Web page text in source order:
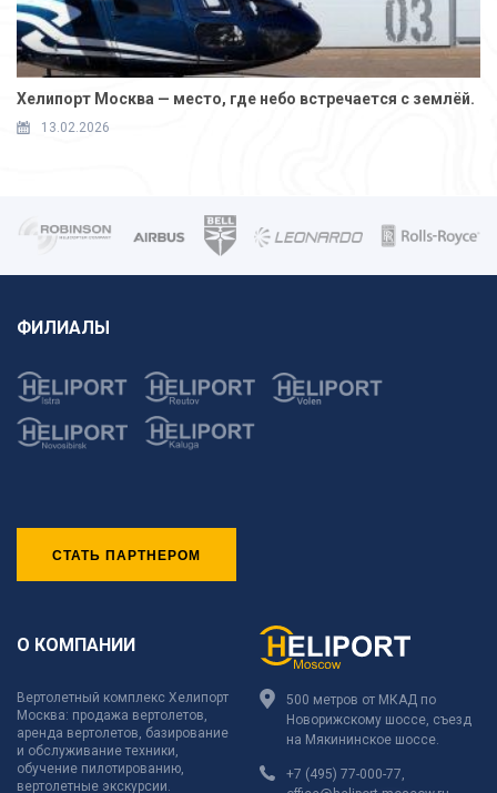
Хелипорт Москва — место, где небо встречается с землёй.
13.02.2026
ФИЛИАЛЫ
СТАТЬ ПАРТНЕРОМ
О КОМПАНИИ
Вертолетный комплекс Хелипорт
Москва: продажа вертолетов,
аренда вертолетов, базирование
и обслуживание техники,
обучение пилотированию,
вертолетные экскурсии.
500 метров от МКАД по
Новорижскому шоссе, съезд
на Мякининское шоссе.
+7 (495) 77-000-77,